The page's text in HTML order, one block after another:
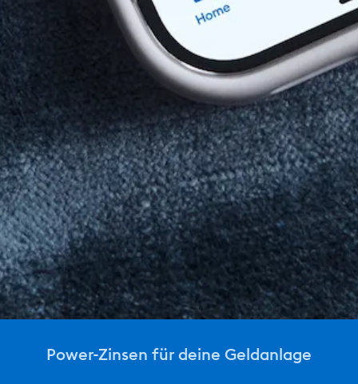
Power-Zinsen für deine Geldanlage